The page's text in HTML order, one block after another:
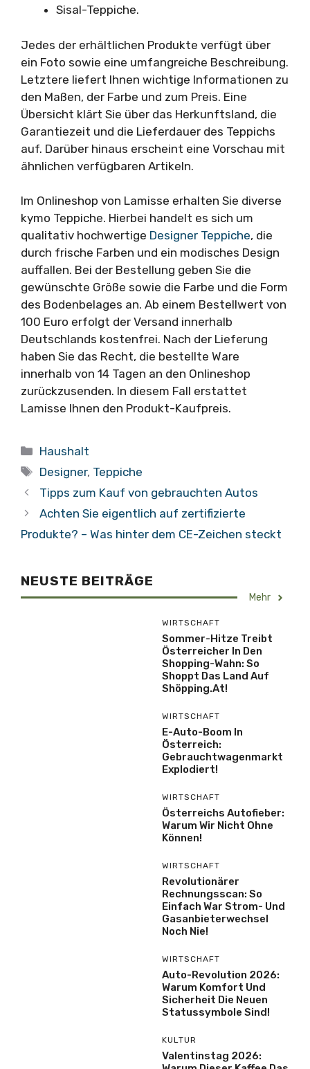
Sisal-Teppiche.
Jedes der erhältlichen Produkte verfügt über
ein Foto sowie eine umfangreiche Beschreibung.
Letztere liefert Ihnen wichtige Informationen zu
den Maßen, der Farbe und zum Preis. Eine
Übersicht klärt Sie über das Herkunftsland, die
Garantiezeit und die Lieferdauer des Teppichs
auf. Darüber hinaus erscheint eine Vorschau mit
ähnlichen verfügbaren Artikeln.
Im Onlineshop von Lamisse erhalten Sie diverse
kymo Teppiche. Hierbei handelt es sich um
qualitativ hochwertige Designer Teppiche, die
durch frische Farben und ein modisches Design
auffallen. Bei der Bestellung geben Sie die
gewünschte Größe sowie die Farbe und die Form
des Bodenbelages an. Ab einem Bestellwert von
100 Euro erfolgt der Versand innerhalb
Deutschlands kostenfrei. Nach der Lieferung
haben Sie das Recht, die bestellte Ware
innerhalb von 14 Tagen an den Onlineshop
zurückzusenden. In diesem Fall erstattet
Lamisse Ihnen den Produkt-Kaufpreis.
Kategorien
Haushalt
Schlagwörter
Designer, Teppiche
Tipps zum Kauf von gebrauchten Autos
Achten Sie eigentlich auf zertifizierte
Produkte? – Was hinter dem CE-Zeichen steckt
NEUSTE BEITRÄGE
Mehr
WIRTSCHAFT
Sommer-Hitze Treibt
Österreicher In Den
Shopping-Wahn: So
Shoppt Das Land Auf
Shöpping.at!
WIRTSCHAFT
E-Auto-Boom In
Österreich:
Gebrauchtwagenmarkt
Explodiert!
WIRTSCHAFT
Österreichs Autofieber:
Warum Wir Nicht Ohne
Können!
WIRTSCHAFT
Revolutionärer
Rechnungsscan: So
Einfach War Strom- Und
Gasanbieterwechsel
Noch Nie!
WIRTSCHAFT
Auto-Revolution 2026:
Warum Komfort Und
Sicherheit Die Neuen
Statussymbole Sind!
KULTUR
Valentinstag 2026: